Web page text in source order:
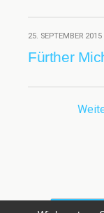
25. SEPTEMBER 2015
Fürther